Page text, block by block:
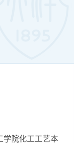
学院化工工艺本